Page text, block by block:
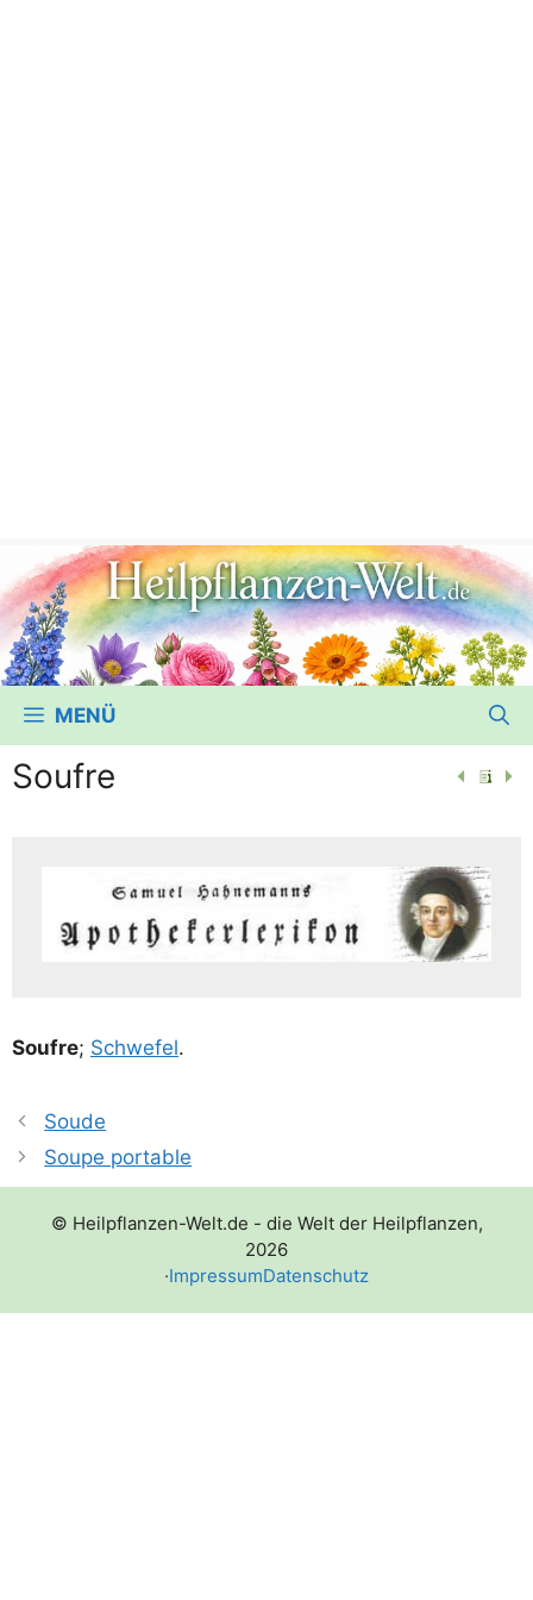
MENÜ
Soufre
Souf­re; Schwe­fel.
Soude
Soupe portable
© Heilpflanzen-Welt.de - die Welt der Heilpflanzen,
2026
·ImpressumDatenschutz